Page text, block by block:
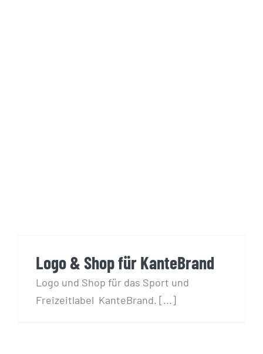
Logo & Shop für KanteBrand
Logo und Shop für das Sport und
Freizeitlabel KanteBrand. [...]